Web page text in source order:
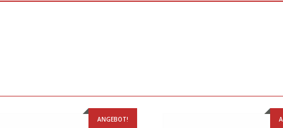
ANGEBOT!